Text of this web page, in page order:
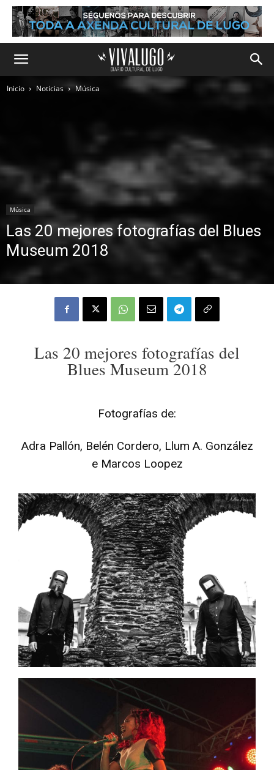
Inicio Noticias Música
Música
Las 20 mejores fotografías del Blues
Museum 2018
Las 20 mejores fotografías del
Blues Museum 2018
Fotografías de:
Adra Pallón, Belén Cordero, Llum A. González
e Marcos Loopez